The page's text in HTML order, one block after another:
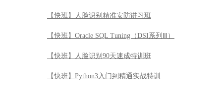
【快班】人脸识别精准安防讲习班
【快班】Oracle SQL Tuning（DSI系列Ⅲ）
【快班】人脸识别90天速成特训班
【快班】Python3入门到精通实战特训